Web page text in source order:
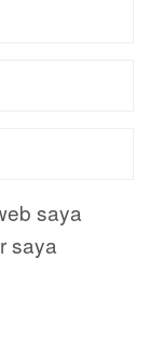
saya
saya